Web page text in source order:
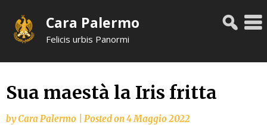
content
Cara Palermo
Felicis urbis Panormi
Sua maestà la Iris fritta
byCara Palermo Posted on4 Maggio 2022